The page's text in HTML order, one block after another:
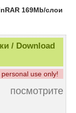
169Mb/слои
/ Download
use only!